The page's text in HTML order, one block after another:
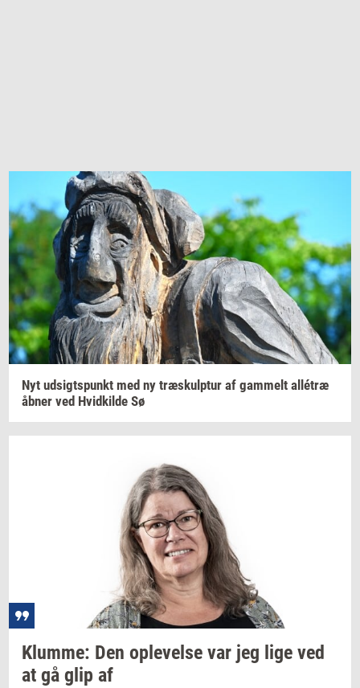
Nyt ud­sigts­punkt med ny træskul­p­tur af gam­melt allétræ
åbner ved Hvid­kil­de Sø
Klum­me: Den op­le­vel­se var jeg lige ved
at gå glip af